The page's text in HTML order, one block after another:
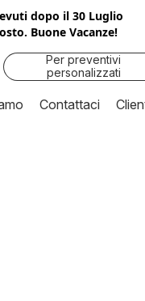
dopo il 30 Luglio
Buone Vacanze!
Per preventivi
personalizzati
contattaci
Contattaci